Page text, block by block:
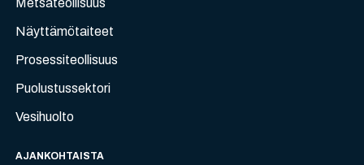
Metsäteollisuus
Näyttämötaiteet
Prosessiteollisuus
Puolustussektori
Vesihuolto
AJANKOHTAISTA